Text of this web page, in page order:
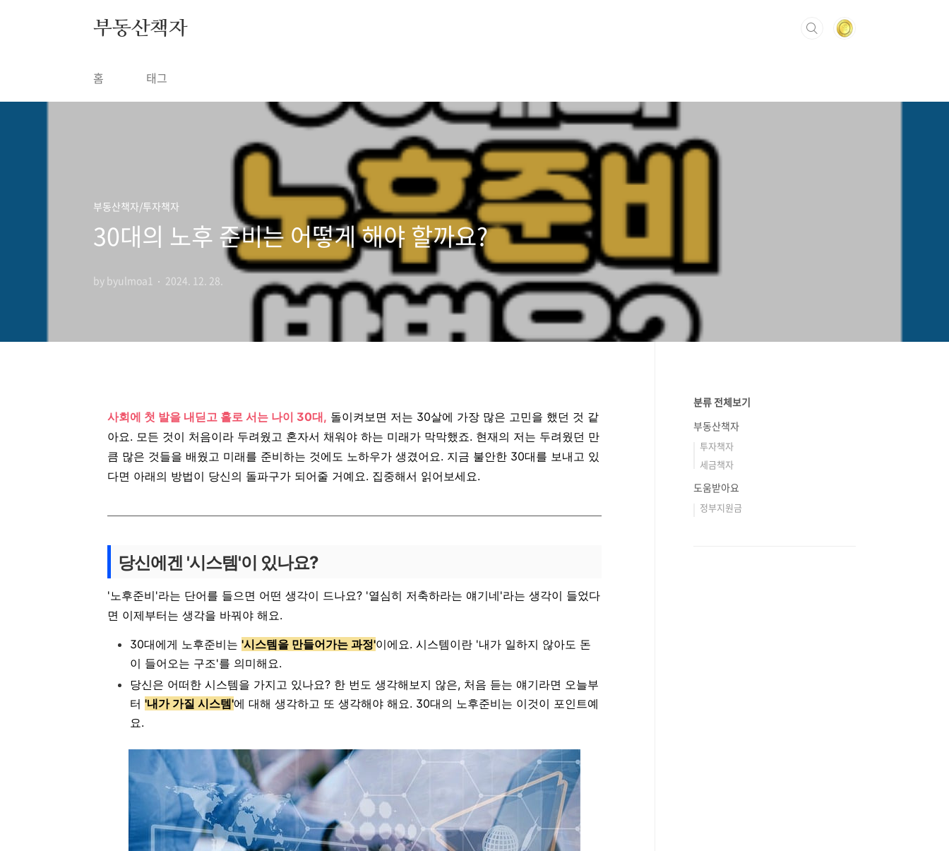
부동산책자
홈 태그
부동산책자/투자책자
30대의 노후 준비는 어떻게 해야 할까요?
by byulmoa1 2024. 12. 28.
사회에 첫 발을 내딛고 홀로 서는 나이 30대, 돌이켜보면 저는 30살에 가장 많은 고민을 했던 것 같
아요. 모든 것이 처음이라 두려웠고 혼자서 채워야 하는 미래가 막막했죠. 현재의 저는 두려웠던 만
큼 많은 것들을 배웠고 미래를 준비하는 것에도 노하우가 생겼어요. 지금 불안한 30대를 보내고 있
다면 아래의 방법이 당신의 돌파구가 되어줄 거예요. 집중해서 읽어보세요.
당신에겐 '시스템'이 있나요?
'노후준비'라는 단어를 들으면 어떤 생각이 드나요? '열심히 저축하라는 얘기네'라는 생각이 들었다
면 이제부터는 생각을 바꿔야 해요.
30대에게 노후준비는 '시스템을 만들어가는 과정'이에요. 시스템이란 '내가 일하지 않아도 돈
이 들어오는 구조'를 의미해요.
당신은 어떠한 시스템을 가지고 있나요? 한 번도 생각해보지 않은, 처음 듣는 얘기라면 오늘부
터 '내가 가질 시스템'에 대해 생각하고 또 생각해야 해요. 30대의 노후준비는 이것이 포인트예
요.
분류 전체보기
부동산책자
투자책자
세금책자
도움받아요
정부지원금